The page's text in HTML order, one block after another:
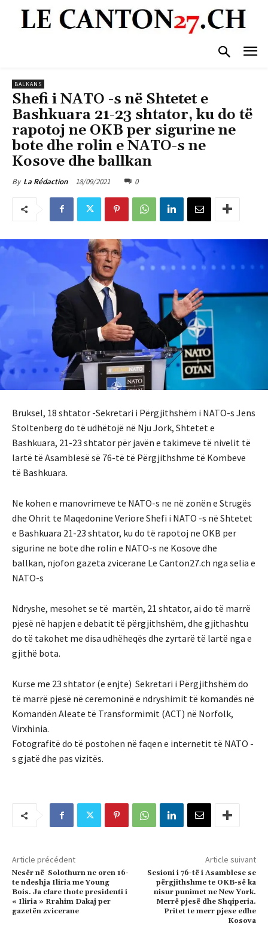
BALKANS
Shefi i NATO -s në Shtetet e
Bashkuara 21-23 shtator, ku do të
rapotoj ne OKB per sigurine ne
bote dhe rolin e NATO-s ne
Kosove dhe ballkan
By La Rédaction 18/09/2021 0
Bruksel, 18 shtator -Sekretari i Përgjithshëm i NATO-s Jens
Stoltenberg do të udhëtojë në Nju Jork, Shtetet e
Bashkuara, 21-23 shtator për javën e takimeve të nivelit të
lartë të Asamblesë së 76-të të Përgjithshme të Kombeve
të Bashkuara.
Ne kohen e manovrimeve te NATO-s ne në zonën e Strugës
dhe Ohrit te Maqedonine Veriore Shefi i NATO -s në Shtetet
e Bashkuara 21-23 shtator, ku do të rapotoj ne OKB per
sigurine ne bote dhe rolin e NATO-s ne Kosove dhe
ballkan, njofon gazeta zvicerane Le Canton27.ch nga selia e
NATO-s
Ndryshe, mesohet se të martën, 21 shtator, ai do të marrë
pjesë në hapjen e debatit të përgjithshëm, dhe gjithashtu
do të takohet me disa udhëheqës dhe zyrtarë të lartë nga e
gjithë bota.
Kurse me 23 shtator (e enjte) Sekretari i Përgjithshëm do
të marrë pjesë në ceremoninë e ndryshimit të komandës në
Komandën Aleate të Transformimit (ACT) në Norfolk,
Virxhinia.
Fotografitë do të postohen në faqen e internetit të NATO -
s gjatë dhe pas vizitës.
Article précédent
Nesër në Solothurn ne oren 16-
te ndeshja Iliria me Young
Bois. Ja cfare thote presidenti i
« Iliria » Rrahim Dakaj per
gazetën zvicerane
Article suivant
Sesioni i 76-të i Asamblese se
përgjithshme te OKB-së ka
nisur punimet ne New York.
Merrë pjesë dhe Shqiperia.
Pritet te merr pjese edhe
Kosova